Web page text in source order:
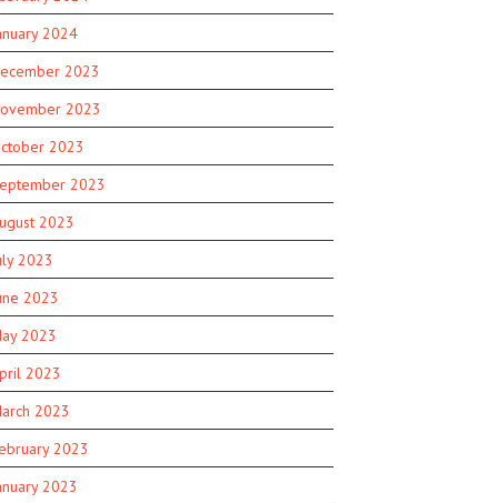
2024
2023
2023
2023
2023
2023
2023
2023
2023
2023
2023
2023
2023